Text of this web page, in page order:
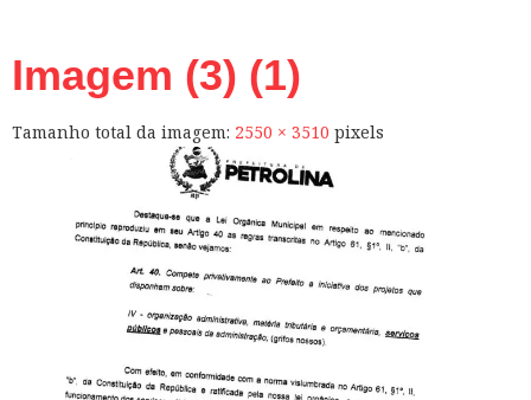
Imagem (3) (1)
Tamanho total da imagem: 2550 × 3510 pixels